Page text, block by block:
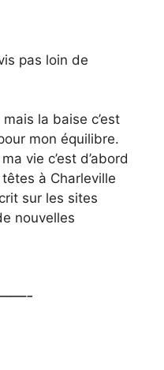
pas loin de
la baise c’est
mon équilibre.
vie c’est d’abord
à Charleville
sur les sites
nouvelles